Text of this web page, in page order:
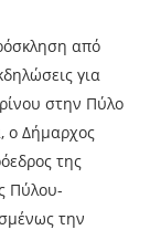
από
για
στην Πύλο
ο Δήμαρχος
της
Πύλου-
την